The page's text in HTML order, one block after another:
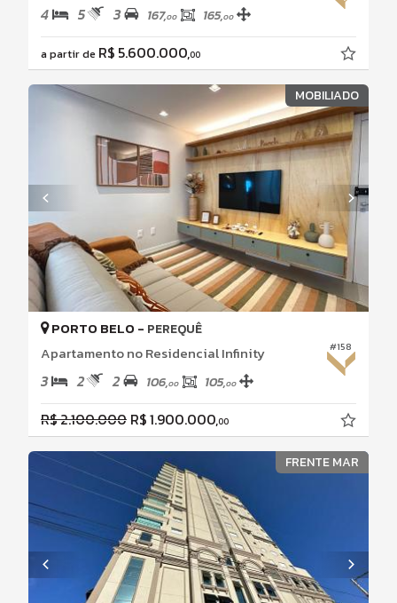
4 5 3 167,00 165,00
a partir de R$ 5.600.000,00
MOBILIADO
#158
PORTO BELO - PEREQUÊ
Apartamento no Residencial Infinity
3 2 2 106,00 105,00
R$ 2.100.000 R$ 1.900.000,00
FRENTE MAR